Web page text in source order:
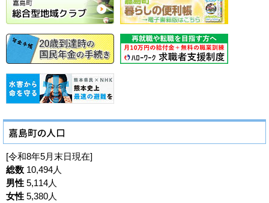
[令和8年5月末日現在]
総数 10,494人
男性 5,114人
女性 5,380人